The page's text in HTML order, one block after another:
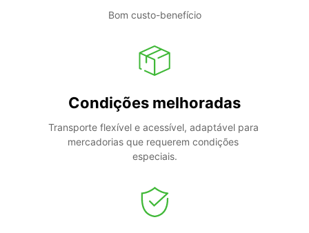
Bom custo-benefício
Condições melhoradas
Transporte flexível e acessível, adaptável para
mercadorias que requerem condições
especiais.